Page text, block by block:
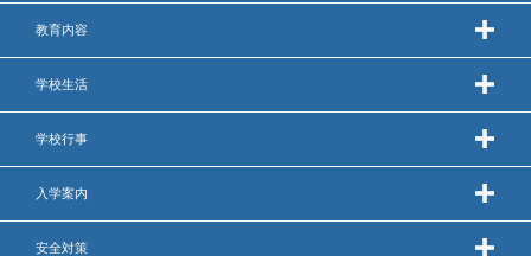
教育内容
学校生活
学校行事
入学案内
安全対策